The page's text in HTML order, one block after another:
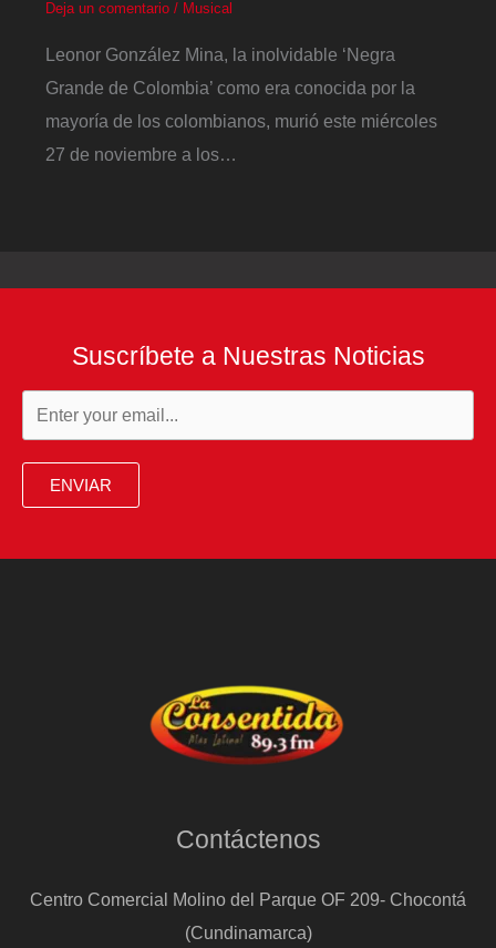
Deja un comentario / Musical
Leonor González Mina, la inolvidable ‘Negra
Grande de Colombia’ como era conocida por la
mayoría de los colombianos, murió este miércoles
27 de noviembre a los…
Suscríbete a Nuestras Noticias
ENVIAR
Contáctenos
Centro Comercial Molino del Parque OF 209- Chocontá
(Cundinamarca)